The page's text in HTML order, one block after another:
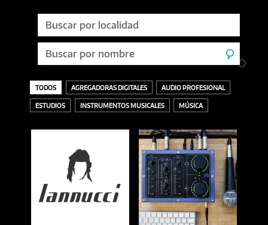
TODOS AGREGADORAS DIGITALES AUDIO PROFESIONAL
ESTUDIOS INSTRUMENTOS MUSICALES MÚSICA
VINILOS ACÚSTICOS / CUERDAS
BANDEJAS Y PÚAS DESCARGA O DIGITAL MASTERING
AMPLIFICADORES INTERFACES MEZCLA
BAJOS MEZCLADORES OTROS BATERÍAS
EFECTOS